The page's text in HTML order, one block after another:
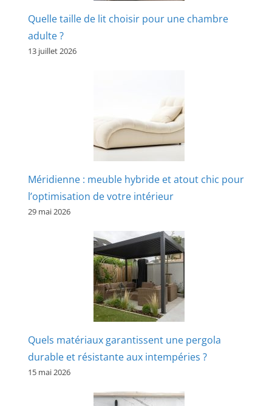
Quelle taille de lit choisir pour une chambre
adulte ?
13 juillet 2026
Méridienne : meuble hybride et atout chic pour
l’optimisation de votre intérieur
29 mai 2026
Quels matériaux garantissent une pergola
durable et résistante aux intempéries ?
15 mai 2026